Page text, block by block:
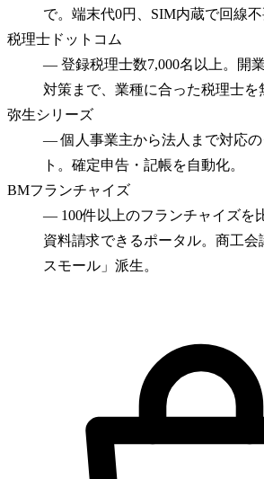
で。端末代0円、SIM内蔵で回線不
税理士ドットコム
— 登録税理士数7,000名以上。開
対策まで、業種に合った税理士を
弥生シリーズ
—個人事業主から法人まで対応
ト。確定申告・記帳を自動化。
BMフランチャイズ
— 100件以上のフランチャイズを
資料請求できるポータル。商工会
スモール」派生。